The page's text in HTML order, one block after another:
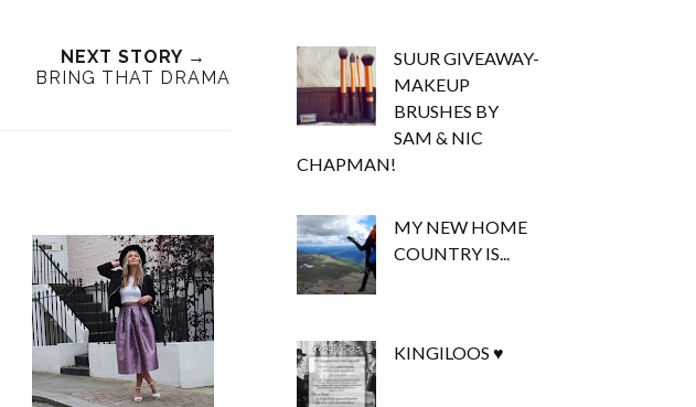
NEXT STORY →
BRING THAT DRAMA
SUUR GIVEAWAY-
MAKEUP
BRUSHES BY
SAM & NIC
CHAPMAN!
MY NEW HOME
COUNTRY IS...
KINGILOOS ♥